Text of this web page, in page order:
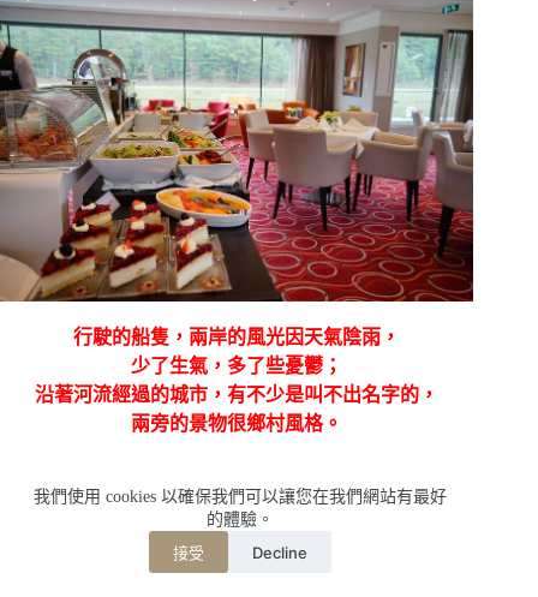
我們使用 cookies 以確保我們可以讓您在我們網站有最好
的體驗。
接受 Decline
行駛的船隻，兩岸的風光因天氣陰雨，
少了生氣，多了些憂鬱；
沿著河流經過的城市，有不少是叫不出名字的，
兩旁的景物很鄉村風格。